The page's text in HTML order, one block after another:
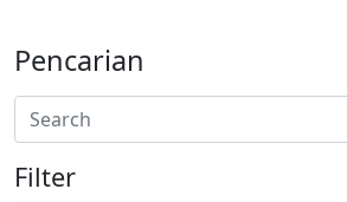
Pencarian
Filter